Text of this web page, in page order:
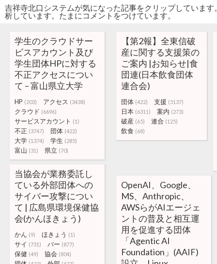
吉祥寺北口システムが気になった記事をクリップしていま
析しています。たまにコメントをつけています。
学生のクラウドサー
ビスアカウント及び
学生団体HPに対する
不正アクセスについ
て – 富山県立大学
HP (203) アクセス (3438)
クラウド (6696)
サービスアカウント (1)
不正 (3747) 団体 (422)
大学 (1374) 学生 (285)
富山 (31) 県立 (70)
【第2報】全東信破
産に関する支援策の
ご案内 |お知らせ|食
団連(日本飲食団体
連合会)
団体 (422) 支援 (5137)
日本 (6311) 案内 (273)
破産 (65) 連合 (125)
飲食 (68)
当協会が業務委託し
ている外部団体への
サイバー攻撃につい
て | 広島県環境保健協
会(かんほきょう)
かん (9) ほきょう (1)
サイ (731) バー (877)
保健 (49) 協会 (804)
OpenAI、Google、
MS、Anthropic、
AWSらがAIエージェ
ントの普及と相互運
用を促進する団体
「Agentic AI
Foundation」(AAIF)